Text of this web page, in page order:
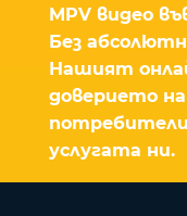
MPV видео
Без
Нашият
доверието
услугата ни.